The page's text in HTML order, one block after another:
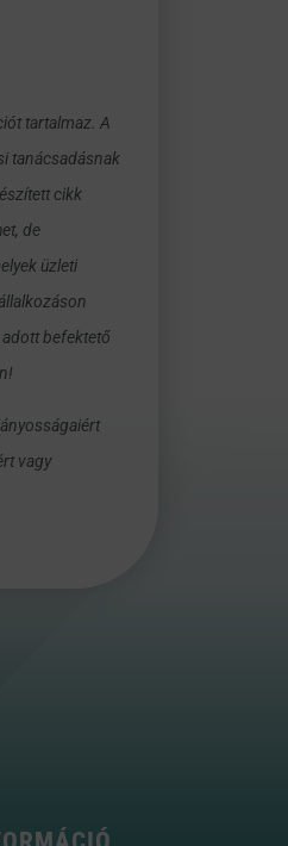
tartalmaz. A
tanácsadásnak
cikk
de
üzleti
befektető
vagy